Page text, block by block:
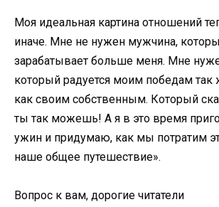
Моя идеальная картина отношений
иначе. Мне не нужен мужчина,
зарабатывает больше меня. Мне
который радуется моим победам так
как своим собственным. Который
ты так можешь! А я в это время
ужин и придумаю, как мы потратим
наше общее путешествие».
Вопрос к вам, дорогие читатели